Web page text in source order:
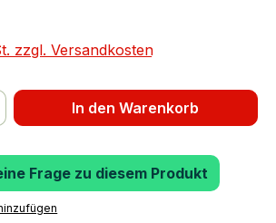
zzgl. Versandkosten
Gib den gewünschten
In den Warenkorb
Frage zu diesem Produkt